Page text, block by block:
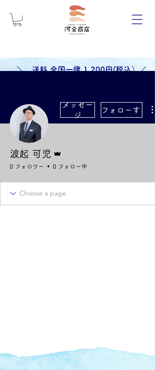
＼ 送料 全国一律 1,200円(税込）／
メッセー
ジ
フォローする
波起 可児
0 フォロワー 0 フォロー中